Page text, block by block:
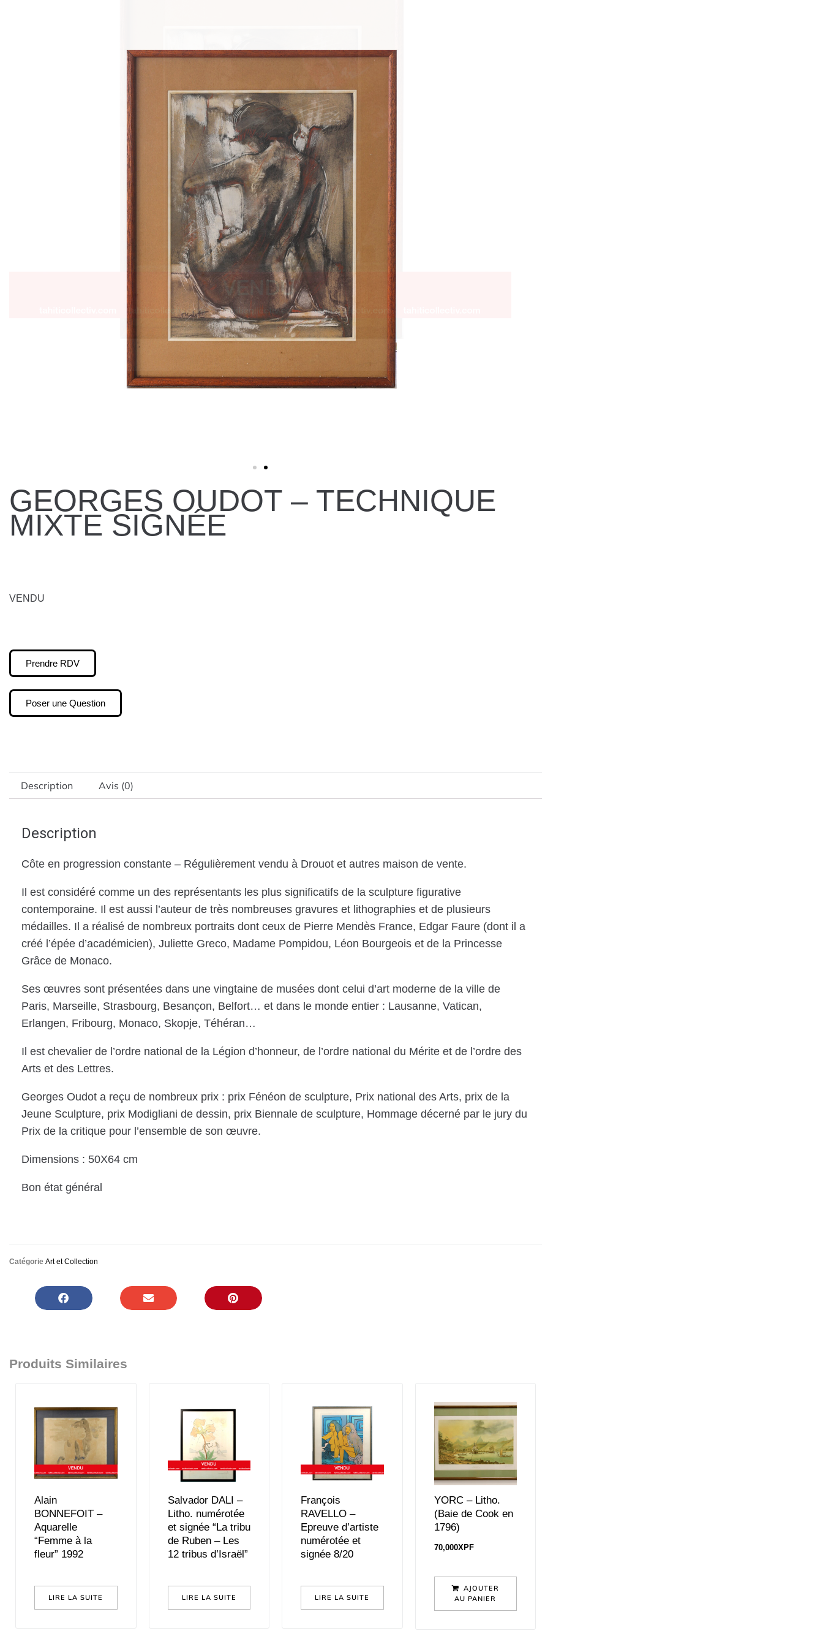
GEORGES OUDOT – TECHNIQUE
MIXTE SIGNÉE
VENDU
Prendre RDV
Poser une Question
Description Avis (0)
Description
Côte en progression constante – Régulièrement vendu à Drouot et autres maison de vente.
Il est considéré comme un des représentants les plus significatifs de la sculpture figurative
contemporaine. Il est aussi l’auteur de très nombreuses gravures et lithographies et de plusieurs
médailles. Il a réalisé de nombreux portraits dont ceux de Pierre Mendès France, Edgar Faure (dont il a
créé l’épée d’académicien), Juliette Greco, Madame Pompidou, Léon Bourgeois et de la Princesse
Grâce de Monaco.
Ses œuvres sont présentées dans une vingtaine de musées dont celui d’art moderne de la ville de
Paris, Marseille, Strasbourg, Besançon, Belfort… et dans le monde entier : Lausanne, Vatican,
Erlangen, Fribourg, Monaco, Skopje, Téhéran…
Il est chevalier de l’ordre national de la Légion d’honneur, de l’ordre national du Mérite et de l’ordre des
Arts et des Lettres.
Georges Oudot a reçu de nombreux prix : prix Fénéon de sculpture, Prix national des Arts, prix de la
Jeune Sculpture, prix Modigliani de dessin, prix Biennale de sculpture, Hommage décerné par le jury du
Prix de la critique pour l’ensemble de son œuvre.
Dimensions : 50X64 cm
Bon état général
Catégorie Art et Collection
Produits Similaires
Alain
BONNEFOIT –
Aquarelle
“Femme à la
fleur” 1992
LIRE LA SUITE
Salvador DALI –
Litho. numérotée
et signée “La tribu
de Ruben – Les
12 tribus d’Israël”
LIRE LA SUITE
François
RAVELLO –
Epreuve d’artiste
numérotée et
signée 8/20
LIRE LA SUITE
YORC – Litho.
(Baie de Cook en
1796)
70,000XPF
AJOUTER
AU PANIER